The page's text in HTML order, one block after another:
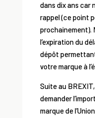
dans dix ans car
rappel (ce point
prochainement).
l’expiration du
dépôt
votre marque à
Suite au
demander
marque de